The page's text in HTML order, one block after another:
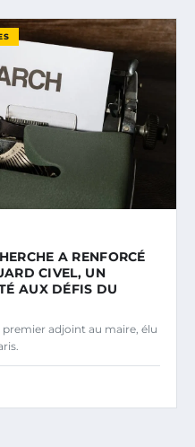
A RENFORCÉ
CIVEL, UN
AUX DÉFIS DU
premier adjoint au maire, élu